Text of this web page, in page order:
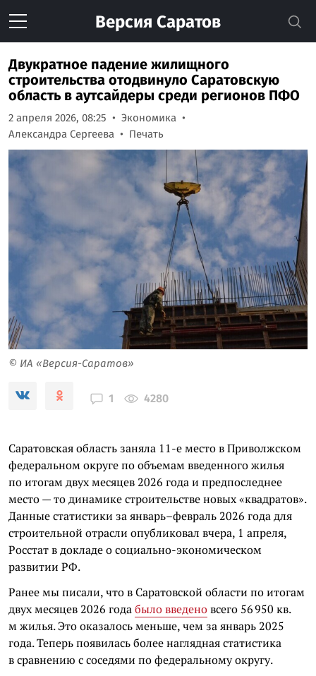
Версия Саратов
Двукратное падение жилищного
строительства отодвинуло Саратовскую
область в аутсайдеры среди регионов ПФО
2 апреля 2026, 08:25
Экономика
Александра Сергеева
Печать
© ИА «Версия-Саратов»
1 4280
Саратовская область заняла 11-е место в Приволжском
федеральном округе по объемам введенного жилья
по итогам двух месяцев 2026 года и предпоследнее
место — то динамике строительстве новых «квадратов».
Данные статистики за январь–февраль 2026 года для
строительной отрасли опубликовал вчера, 1 апреля,
Росстат в докладе о социально-экономическом
развитии РФ.
Ранее мы писали, что в Саратовской области по итогам
двух месяцев 2026 годабыло введеновсего 56 950 кв.
м жилья. Это оказалось меньше, чем за январь 2025
года. Теперь появилась более наглядная статистика
в сравнению с соседями по федеральному округу.